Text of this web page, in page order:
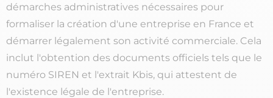
démarches administratives nécessaires pour
formaliser la création d'une entreprise en France et
démarrer légalement son activité commerciale. Cela
inclut l'obtention des documents officiels tels que le
numéro SIREN et l'extrait Kbis, qui attestent de
l'existence légale de l'entreprise.